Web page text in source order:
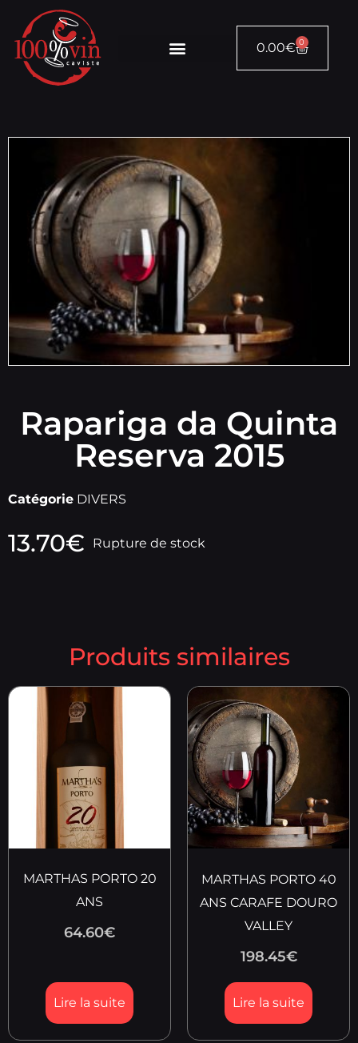
0.00€ 0
Rapariga da Quinta
Reserva 2015
Catégorie DIVERS
13.70€ Rupture de stock
Produits similaires
MARTHAS PORTO 20
ANS
64.60€
Lire la suite
MARTHAS PORTO 40
ANS CARAFE DOURO
VALLEY
198.45€
Lire la suite